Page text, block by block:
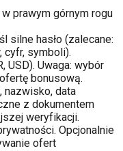
prawym górnym rogu
silne hasło (zalecane:
cyfr, symboli).
USD). Uwaga: wybór
bonusową.
nazwisko, data
z dokumentem
weryfikacji.
Opcjonalnie
ofert